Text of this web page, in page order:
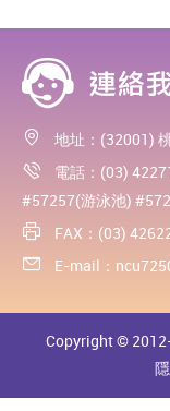
地址：(32001)
電話：(03)
#57257(游泳池)
FAX：(03)
E-mail：
Copyright ©